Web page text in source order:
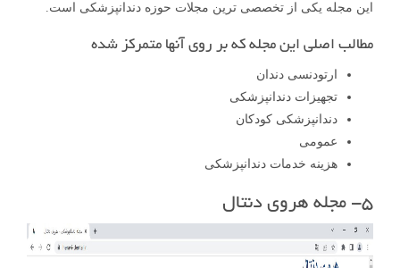
این مجله یکی از تخصصی ترین مجلات حوزه دندانپزشکی است.
مطالب اصلی این مجله که بر روی آنها متمرکز شده
ارتودنسی دندان
تجهیزات دندانپزشکی
دندانپزشکی کودکان
عمومی
هزینه خدمات دندانپزشکی
۵- مجله هروی دنتال